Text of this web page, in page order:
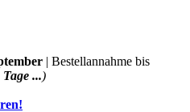
| Bestellannahme bis
Tage ...)